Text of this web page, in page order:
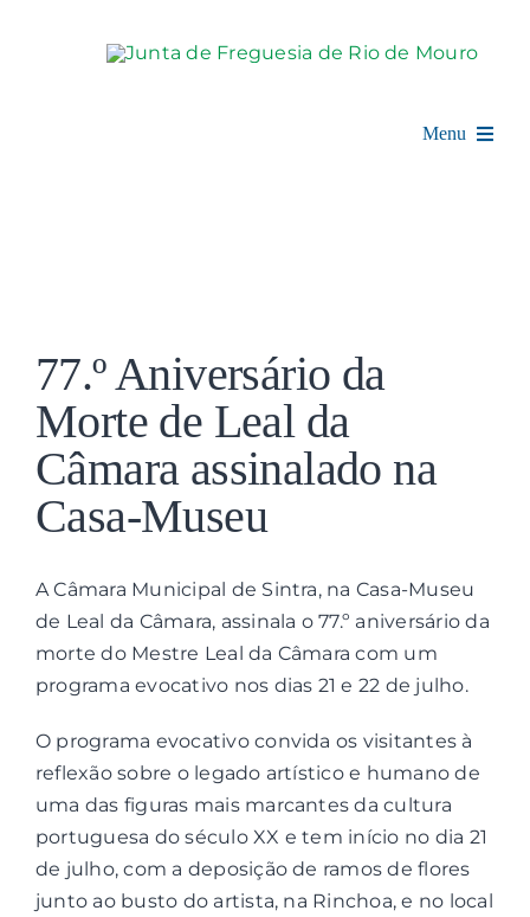
Menu
Balcão Digital
Notícias e Eventos
Espaço Cultural
Contactos
Associações
Larger
Image
77.º Aniversário da
Morte de Leal da
Câmara assinalado na
Casa-Museu
A Câmara Municipal de Sintra, na Casa-Museu
de Leal da Câmara, assinala o 77.º aniversário da
morte do Mestre Leal da Câmara com um
programa evocativo nos dias 21 e 22 de julho.
O programa evocativo convida os visitantes à
reflexão sobre o legado artístico e humano de
uma das figuras mais marcantes da cultura
portuguesa do século XX e tem início no dia 21
de julho, com a deposição de ramos de flores
junto ao busto do artista, na Rinchoa, e no local